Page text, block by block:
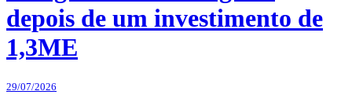
depois de um investimento de
1,3ME
29/07/2026